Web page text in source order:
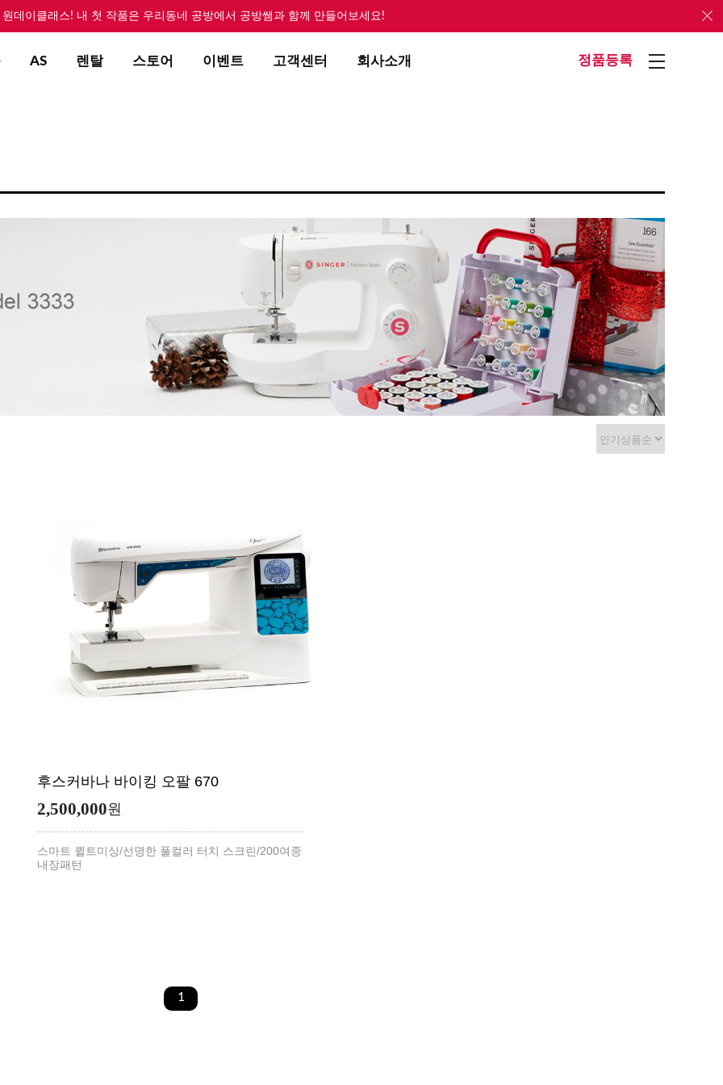
원데이클래스! 내 첫 작품은 우리동네 공방에서 공방쌤과 함께 만들어보세요!
AS 렌탈 스토어 이벤트 고객센터 회사소개 정품등록
후스커바나 바이킹 오팔 670
2,500,000원
스마트 퀼트미싱/선명한 풀컬러 터치 스크린/200여종
내장패턴
1